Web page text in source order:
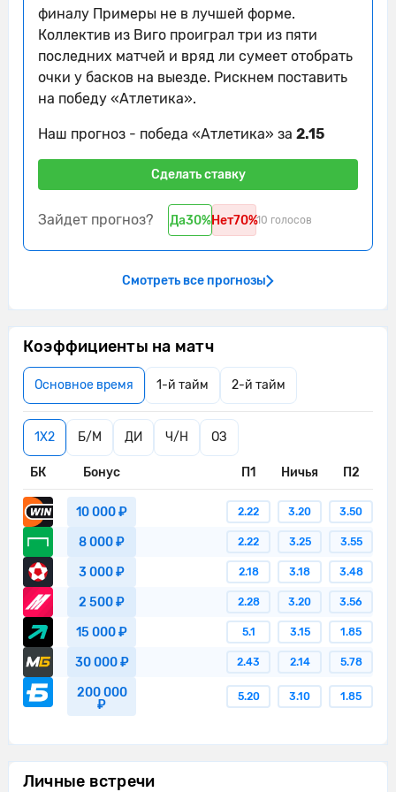
10'
Игра остановлена, так как один из
игроков лежит на поле.
10'
Матч возобновится спорным мячом
10'
Судья сигнализирует, что Алекс
Беренгер из команды Сельта
Хавьер Руэда
Сельта контролирует мяч.
10'
Безумный фол. Хавьер Руэда грубо
играет против соперника. Пострадал
Йерай Альварес
10'
Хавьер Руэда совершает грубый фол
на сопернике и получает
предупреждение
12'
Игра остановлена, так как один из
игроков лежит на поле.
13'
Матч возобновлен
Ионуц Андрей Раду из команды
направленный в сторону штрафной.
13'
Атлетик Бильбао пытается что-то
создать.
13'
Ферран Хутгла ослабляет давление,
выбив мяч.
14'
Атлетик Бильбао пытается что-то
создать.
14'
Иньяки Уильямс выиграл воздушное
14'
создать.
финалу Примеры не в лучшей форме.
Коллектив из Виго проиграл три из пяти
последних матчей и вряд ли сумеет отобрать
очки у басков на выезде. Рискнем поставить
на победу «Атлетика».
Наш прогноз - победа «Атлетика» за 2.15
Сделать ставку
Зайдет прогноз? Да30%Нет70%10 голосов
Смотреть все прогнозы
Коэффициенты на матч
Основное время 1-й тайм 2-й тайм
1X2 Б/М ДИ Ч/Н ОЗ
БК Бонус П1 Ничья П2
10 000 ₽ 2.22 3.20 3.50
8 000 ₽ 2.22 3.25 3.55
3 000 ₽ 2.18 3.18 3.48
2 500 ₽ 2.28 3.20 3.56
15 000 ₽ 5.1 3.15 1.85
30 000 ₽ 2.43 2.14 5.78
200 000
₽
5.20 3.10 1.85
Личные встречи